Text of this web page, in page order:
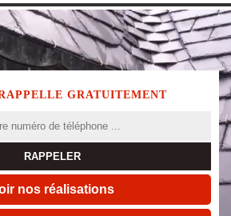
GRATUITEMENT
nos réalisations